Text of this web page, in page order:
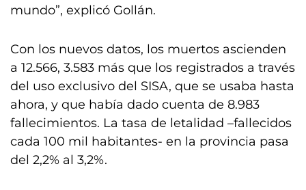
mundo”, explicó Gollán.
Con los nuevos datos, los muertos ascienden
a 12.566, 3.583 más que los registrados a través
del uso exclusivo del SISA, que se usaba hasta
ahora, y que había dado cuenta de 8.983
fallecimientos. La tasa de letalidad –fallecidos
cada 100 mil habitantes- en la provincia pasa
del 2,2% al 3,2%.